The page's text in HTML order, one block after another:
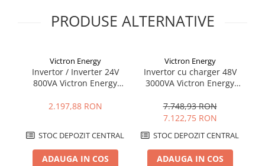
PRODUSE ALTERNATIVE
Victron Energy
Invertor / Inverter 24V
800VA Victron Energy
Schuko
2.197,88 RON
STOC DEPOZIT CENTRAL
ADAUGA IN COS
Victron Energy
Invertor cu charger 48V
3000VA Victron Energy
7.748,93 RON
7.122,75 RON
STOC DEPOZIT CENTRAL
ADAUGA IN COS